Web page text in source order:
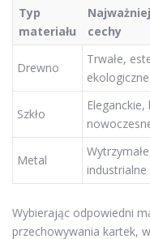
Typ
materiału
cechy
Drewno
Trwałe,
ekologiczne
Szkło
Eleganckie,
Metal
industrialne
Wybierając odpowiedni
przechowywania kartek,